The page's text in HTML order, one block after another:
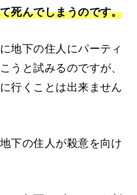
死んでしまうのです。
地下の住人にパーティ
うと試みるのですが、
行くことは出来ません
下の住人が殺意を向け